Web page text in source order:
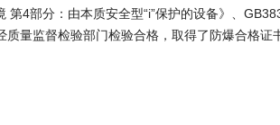
4部分：由本质安全型“i”保护的设备》、
量监督检验部门检验合格，取得了防爆合格证